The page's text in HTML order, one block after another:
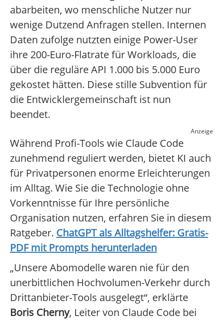
abarbeiten, wo menschliche Nutzer nur
wenige Dutzend Anfragen stellen. Internen
Daten zufolge nutzten einige Power-User
ihre 200-Euro-Flatrate für Workloads, die
über die reguläre API 1.000 bis 5.000 Euro
gekostet hätten. Diese stille Subvention für
die Entwicklergemeinschaft ist nun
beendet.
Anzeige
Während Profi-Tools wie Claude Code
zunehmend reguliert werden, bietet KI auch
für Privatpersonen enorme Erleichterungen
im Alltag. Wie Sie die Technologie ohne
Vorkenntnisse für Ihre persönliche
Organisation nutzen, erfahren Sie in diesem
Ratgeber. ChatGPT als Alltagshelfer: Gratis-
PDF mit Prompts herunterladen
„Unsere Abomodelle waren nie für den
unerbittlichen Hochvolumen-Verkehr durch
Drittanbieter-Tools ausgelegt“, erklärte
Boris Cherny, Leiter von Claude Code bei